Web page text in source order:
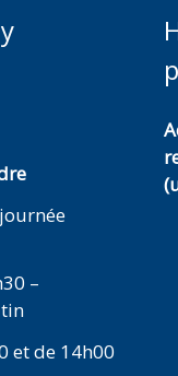
–
et de 14h00